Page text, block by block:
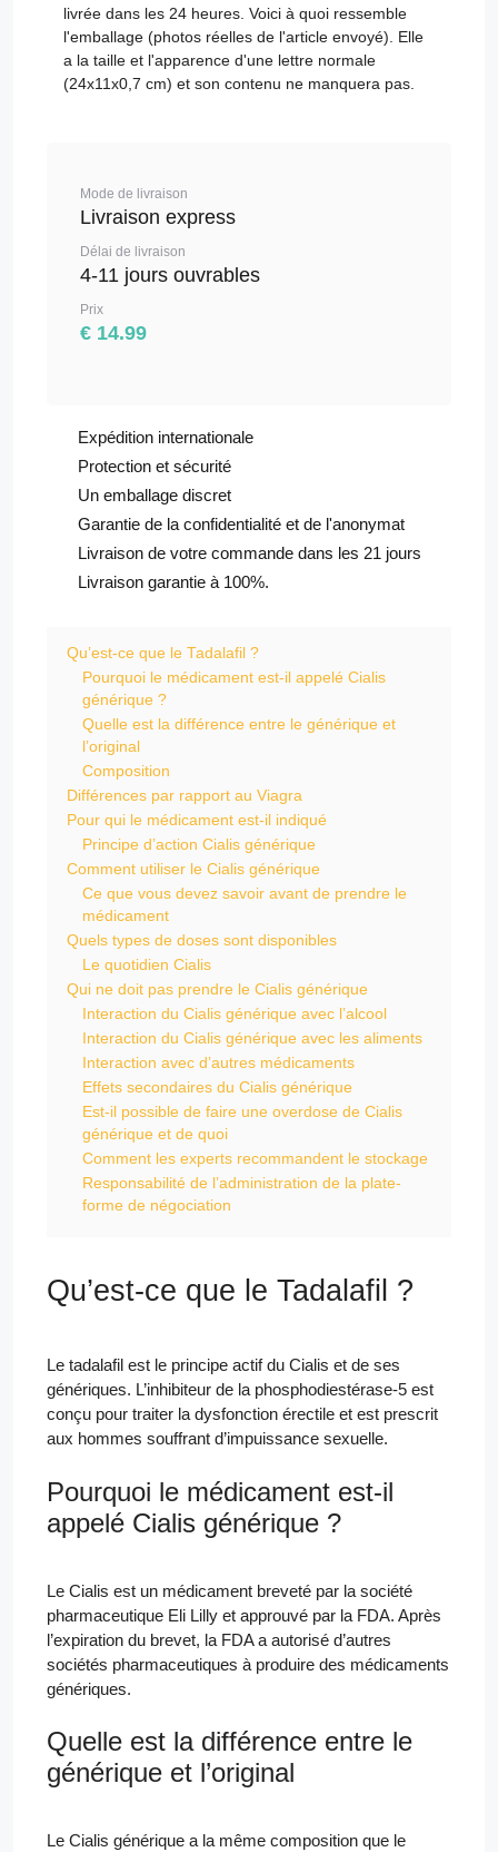
livrée dans les 24 heures. Voici à quoi ressemble
l'emballage (photos réelles de l'article envoyé). Elle
a la taille et l'apparence d'une lettre normale
(24x11x0,7 cm) et son contenu ne manquera pas.
Mode de livraison
Livraison express
Délai de livraison
4-11 jours ouvrables
Prix
€ 14.99
Expédition internationale
Protection et sécurité
Un emballage discret
Garantie de la confidentialité et de l'anonymat
Livraison de votre commande dans les 21 jours
Livraison garantie à 100%.
Qu’est-ce que le Tadalafil ?
Pourquoi le médicament est-il appelé Cialis
générique ?
Quelle est la différence entre le générique et
l’original
Composition
Différences par rapport au Viagra
Pour qui le médicament est-il indiqué
Principe d’action Cialis générique
Comment utiliser le Cialis générique
Ce que vous devez savoir avant de prendre le
médicament
Quels types de doses sont disponibles
Le quotidien Cialis
Qui ne doit pas prendre le Cialis générique
Interaction du Cialis générique avec l’alcool
Interaction du Cialis générique avec les aliments
Interaction avec d’autres médicaments
Effets secondaires du Cialis générique
Est-il possible de faire une overdose de Cialis
générique et de quoi
Comment les experts recommandent le stockage
Responsabilité de l’administration de la plate-
forme de négociation
Qu’est-ce que le Tadalafil ?
Le tadalafil est le principe actif du Cialis et de ses
génériques. L’inhibiteur de la phosphodiestérase-5 est
conçu pour traiter la dysfonction érectile et est prescrit
aux hommes souffrant d’impuissance sexuelle.
Pourquoi le médicament est-il
appelé Cialis générique ?
Le Cialis est un médicament breveté par la société
pharmaceutique Eli Lilly et approuvé par la FDA. Après
l’expiration du brevet, la FDA a autorisé d’autres
sociétés pharmaceutiques à produire des médicaments
génériques.
Quelle est la différence entre le
générique et l’original
Le Cialis générique a la même composition que le